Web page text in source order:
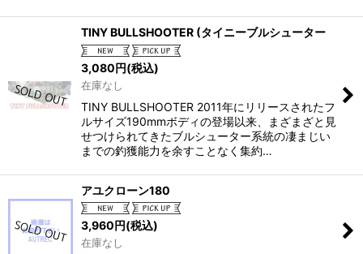
TINY BULLSHOOTER (タイニーブルシューター
3,080円(税込)
在庫なし
TINY BULLSHOOTER 2011年にリリースされたフ
ルサイズ190mmボディの登場以来、まざまざと見
せつけられてきたブルシューター系統の凄まじい
までの釣獲能力を余すことなく集約…
アユクローン180
3,960円(税込)
在庫なし